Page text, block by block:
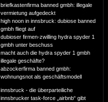
briefkastenfirma banned gmbh: illegale
vermietung aufgedeckt
high noon in innsbruck: dubiose banned
gmbh fliegt auf
dubioser firmen-zwilling hydra spyder 1
gmbh unter beschuss
macht auch die hydra spyder 1 gmbh
illegale geschäfte?
abzockerfirma banned gmbh:
wohnungsnot als geschäftsmodell
innsbruck - die überparteiliche
innsbrucker task-force „airbnb“ gibt